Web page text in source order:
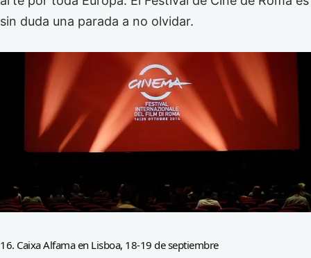
sin duda una parada a no olvidar.
16. Caixa Alfama en Lisboa, 18-19 de septiembre